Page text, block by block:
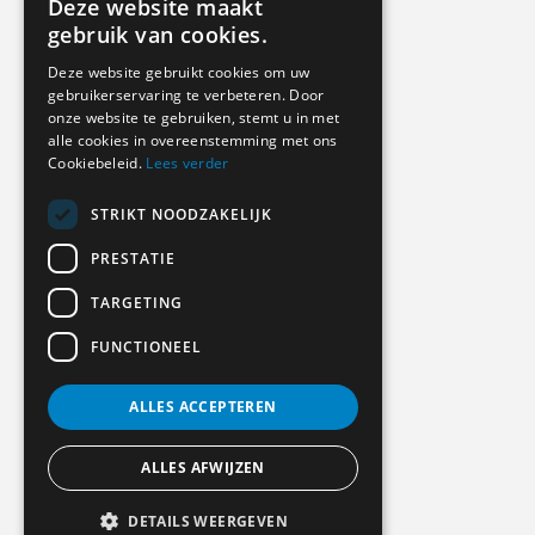
ENGLISH
Deze website maakt
gebruik van cookies.
Deze website gebruikt cookies om uw
gebruikerservaring te verbeteren. Door
onze website te gebruiken, stemt u in met
alle cookies in overeenstemming met ons
Cookiebeleid. Lees verder
STRIKT NOODZAKELIJK
PRESTATIE
TARGETING
FUNCTIONEEL
ALLES ACCEPTEREN
ALLES AFWIJZEN
DETAILS WEERGEVEN